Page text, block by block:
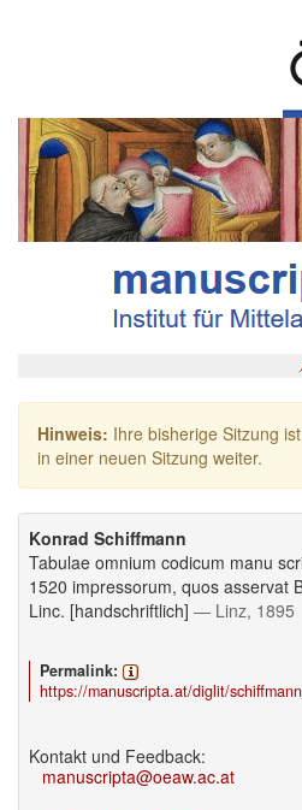
Hinweis: Ihre bisherige Sitzung
in einer neuen Sitzung weiter.
Konrad Schiffmann
Tabulae omnium codicum manu
1520 impressorum, quos asservat
Linc. [handschriftlich] — Linz, 1895
Permalink:
https://manuscripta.at/diglit/
Kontakt und Feedback:
manuscripta@oeaw.ac.at